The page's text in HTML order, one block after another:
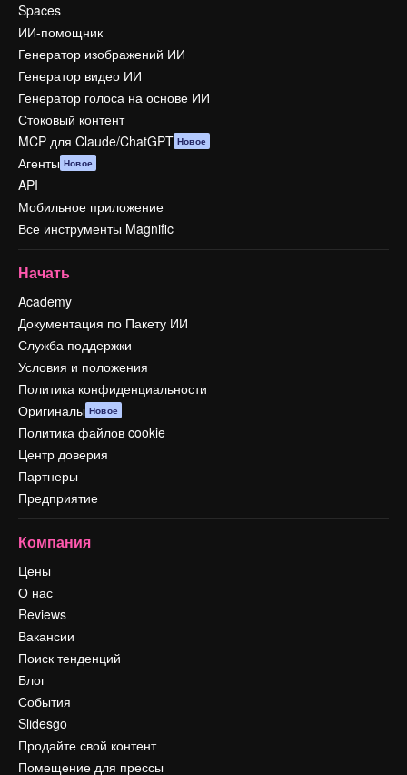
Spaces
ИИ-помощник
Генератор изображений ИИ
Генератор видео ИИ
Генератор голоса на основе ИИ
Стоковый контент
MCP для Claude/ChatGPT Новое
Агенты Новое
API
Мобильное приложение
Все инструменты Magnific
Начать
Academy
Документация по Пакету ИИ
Служба поддержки
Условия и положения
Политика конфиденциальности
Оригиналы Новое
Политика файлов cookie
Центр доверия
Партнеры
Предприятие
Компания
Цены
О нас
Reviews
Вакансии
Поиск тенденций
Блог
События
Slidesgo
Продайте свой контент
Помещение для прессы